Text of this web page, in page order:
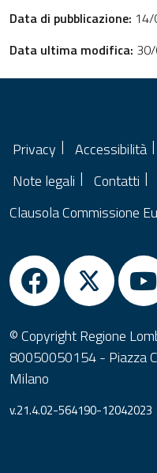
Data di pubblicazione:
Data ultima modifica:
Privacy Accessibilità
Note legali
Contatti
Clausola Commissione
© Copyright Regione
80050050154 - Piazza
Milano
v.21.4.02-564190-12042023